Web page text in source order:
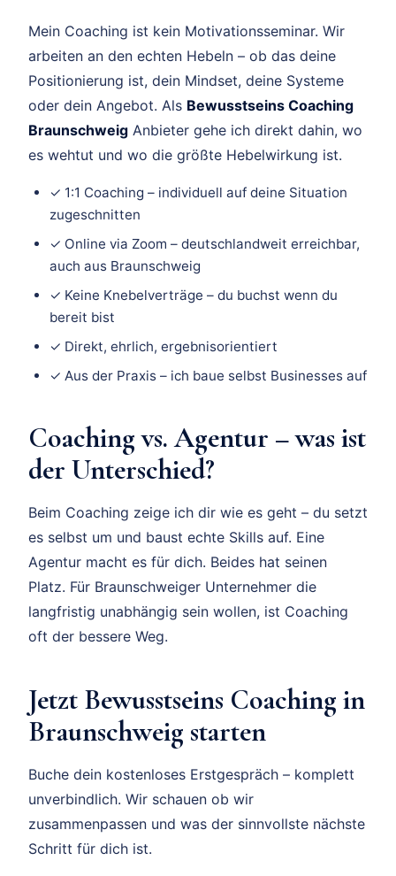
Mein Coaching ist kein Motivationsseminar. Wir
arbeiten an den echten Hebeln – ob das deine
Positionierung ist, dein Mindset, deine Systeme
oder dein Angebot. Als Bewusstseins Coaching
Braunschweig Anbieter gehe ich direkt dahin, wo
es wehtut und wo die größte Hebelwirkung ist.
✓ 1:1 Coaching – individuell auf deine Situation
zugeschnitten
✓ Online via Zoom – deutschlandweit erreichbar,
auch aus Braunschweig
✓ Keine Knebelverträge – du buchst wenn du
bereit bist
✓ Direkt, ehrlich, ergebnisorientiert
✓ Aus der Praxis – ich baue selbst Businesses auf
Coaching vs. Agentur – was ist
der Unterschied?
Beim Coaching zeige ich dir wie es geht – du setzt
es selbst um und baust echte Skills auf. Eine
Agentur macht es für dich. Beides hat seinen
Platz. Für Braunschweiger Unternehmer die
langfristig unabhängig sein wollen, ist Coaching
oft der bessere Weg.
Jetzt Bewusstseins Coaching in
Braunschweig starten
Buche dein kostenloses Erstgespräch – komplett
unverbindlich. Wir schauen ob wir
zusammenpassen und was der sinnvollste nächste
Schritt für dich ist.